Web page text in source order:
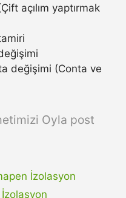
açılım yaptırmak
değişimi (Conta ve
Oyla post
İzolasyon